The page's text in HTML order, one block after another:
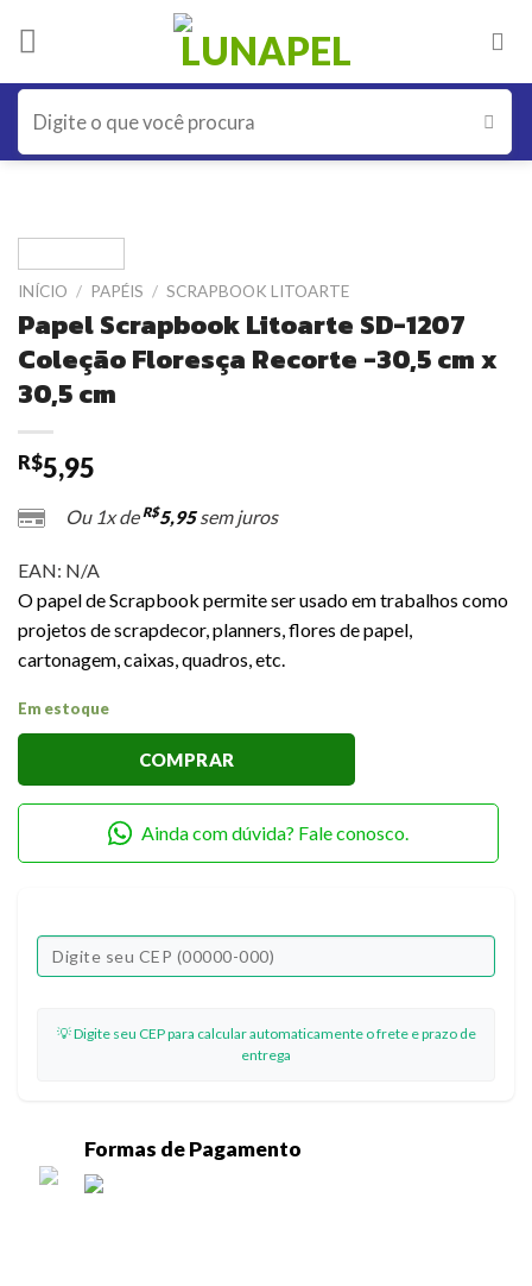
Pesquisar
por:
INÍCIO / PAPÉIS / SCRAPBOOK LITOARTE
Papel Scrapbook Litoarte SD-1207
Coleção Floresça Recorte -30,5 cm x
30,5 cm
R$5,95
Ou 1x de R$5,95sem juros
EAN: N/A
O papel de Scrapbook permite ser usado em trabalhos como
projetos de scrapdecor, planners, flores de papel,
cartonagem, caixas, quadros, etc.
Em estoque
COMPRAR
Ainda com dúvida? Fale conosco.
💡 Digite seu CEP para calcular automaticamente o frete e prazo de
entrega
Formas de Pagamento